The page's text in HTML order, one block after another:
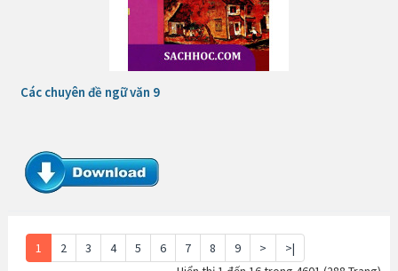
Các chuyên đề ngữ văn 9
1 2 3 4 5 6 7 8 9 >
>|